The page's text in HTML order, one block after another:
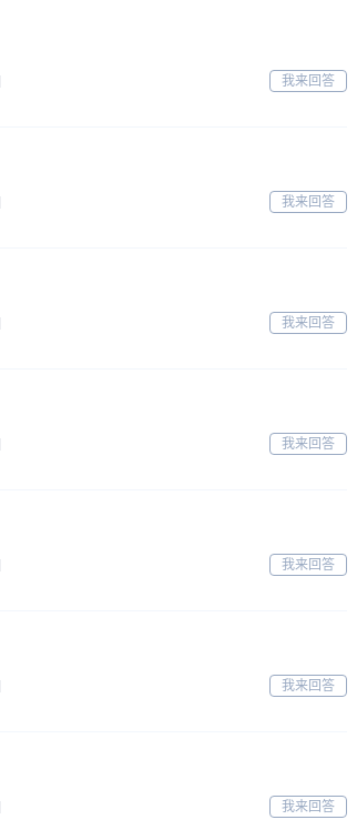
我来回答
我来回答
我来回答
我来回答
我来回答
我来回答
我来回答